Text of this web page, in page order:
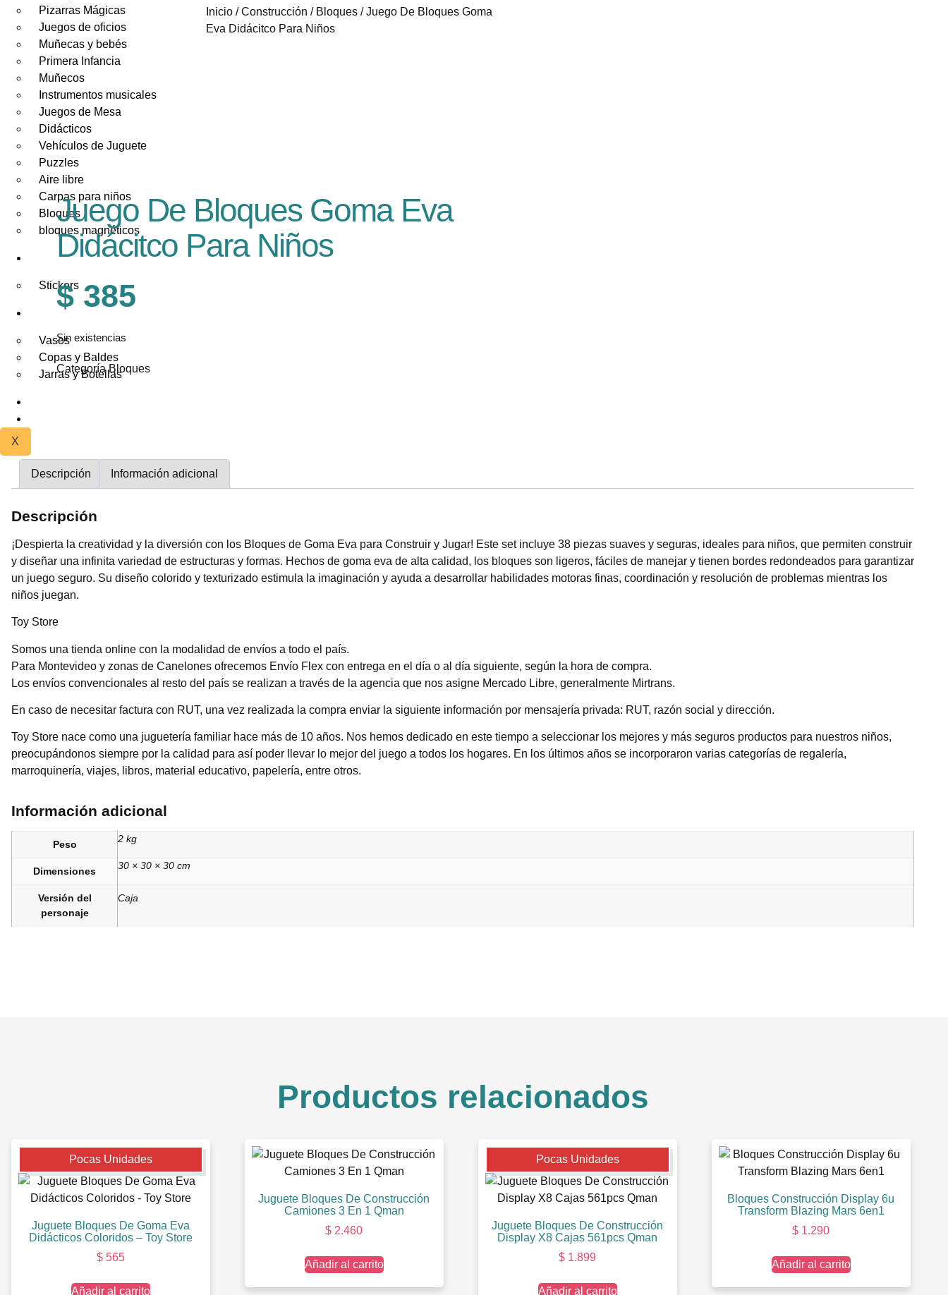
Pizarras Mágicas
Juegos de oficios
Muñecas y bebés
Primera Infancia
Muñecos
Instrumentos musicales
Juegos de Mesa
Didácticos
Vehículos de Juguete
Puzzles
Aire libre
Carpas para niños
Bloques
bloques magnéticos
PAPELERÍA
Stickers
FESTEJOS
Vasos
Copas y Baldes
Jarras y Botellas
X
Inicio /Construcción / Bloques / Juego De Bloques Goma
Eva Didácitco Para Niños
Juego De Bloques Goma Eva
Didácitco Para Niños
$385
Sin existencias
Categoría Bloques
Descripción Información adicional
Descripción
¡Despierta la creatividad y la diversión con los Bloques de Goma Eva para Construir y Jugar! Este set incluye 38 piezas suaves y seguras, ideales para niños, que permiten construir
y diseñar una infinita variedad de estructuras y formas. Hechos de goma eva de alta calidad, los bloques son ligeros, fáciles de manejar y tienen bordes redondeados para garantizar
un juego seguro. Su diseño colorido y texturizado estimula la imaginación y ayuda a desarrollar habilidades motoras finas, coordinación y resolución de problemas mientras los
niños juegan.
Toy Store
Somos una tienda online con la modalidad de envíos a todo el país.
Para Montevideo y zonas de Canelones ofrecemos Envío Flex con entrega en el día o al día siguiente, según la hora de compra.
Los envíos convencionales al resto del país se realizan a través de la agencia que nos asigne Mercado Libre, generalmente Mirtrans.
En caso de necesitar factura con RUT, una vez realizada la compra enviar la siguiente información por mensajería privada: RUT, razón social y dirección.
Toy Store nace como una juguetería familiar hace más de 10 años. Nos hemos dedicado en este tiempo a seleccionar los mejores y más seguros productos para nuestros niños,
preocupándonos siempre por la calidad para así poder llevar lo mejor del juego a todos los hogares. En los últimos años se incorporaron varias categorías de regalería,
marroquinería, viajes, libros, material educativo, papelería, entre otros.
Información adicional
Peso 2 kg
Dimensiones 30 × 30 × 30 cm
Versión del
personaje
Caja
Productos relacionados
Pocas Unidades
Juguete Bloques De Goma Eva
Didácticos Coloridos – Toy Store
$ 565
Añadir al carrito
Juguete Bloques De Construcción
Camiones 3 En 1 Qman
$ 2.460
Añadir al carrito
Pocas Unidades
Juguete Bloques De Construcción
Display X8 Cajas 561pcs Qman
$ 1.899
Añadir al carrito
Bloques Construcción Display 6u
Transform Blazing Mars 6en1
$ 1.290
Añadir al carrito